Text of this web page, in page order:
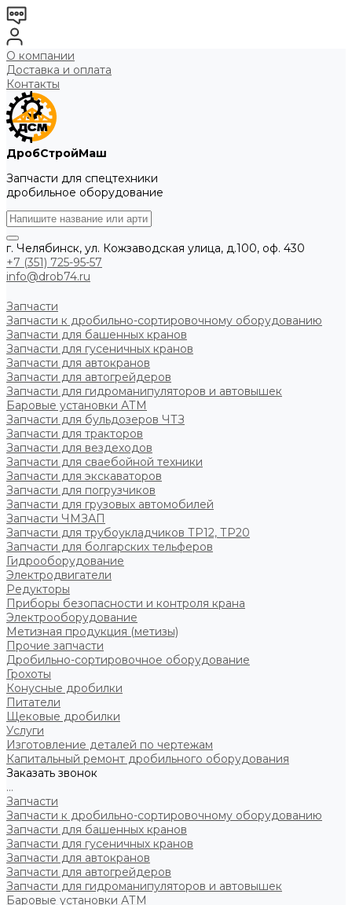
О компании
Доставка и оплата
Контакты
ДробСтройМаш
Запчасти для спецтехники
дробильное оборудование
г. Челябинск, ул. Кожзаводская улица, д.100, оф. 430
+7 (351) 725-95-57
info@drob74.ru
Запчасти
Запчасти к дробильно-сортировочному оборудованию
Запчасти для башенных кранов
Запчасти для гусеничных кранов
Запчасти для автокранов
Запчасти для автогрейдеров
Запчасти для гидроманипуляторов и автовышек
Баровые установки АТМ
Запчасти для бульдозеров ЧТЗ
Запчасти для тракторов
Запчасти для вездеходов
Запчасти для сваебойной техники
Запчасти для экскаваторов
Запчасти для погрузчиков
Запчасти для грузовых автомобилей
Запчасти ЧМЗАП
Запчасти для трубоукладчиков ТР12, ТР20
Запчасти для болгарских тельферов
Гидрооборудование
Электродвигатели
Редукторы
Приборы безопасности и контроля крана
Электрооборудование
Метизная продукция (метизы)
Прочие запчасти
Дробильно-сортировочное оборудование
Грохоты
Конусные дробилки
Питатели
Щековые дробилки
Услуги
Изготовление деталей по чертежам
Капитальный ремонт дробильного оборудования
Заказать звонок
...
Запчасти
Запчасти к дробильно-сортировочному оборудованию
Запчасти для башенных кранов
Запчасти для гусеничных кранов
Запчасти для автокранов
Запчасти для автогрейдеров
Запчасти для гидроманипуляторов и автовышек
Баровые установки АТМ